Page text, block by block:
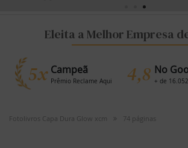
Eleita a Melhor Empresa
5x Campeã
Prêmio Reclame Aqui 4,8 No
+ de
Fotolivros Capa Dura Glow xcm 74 páginas